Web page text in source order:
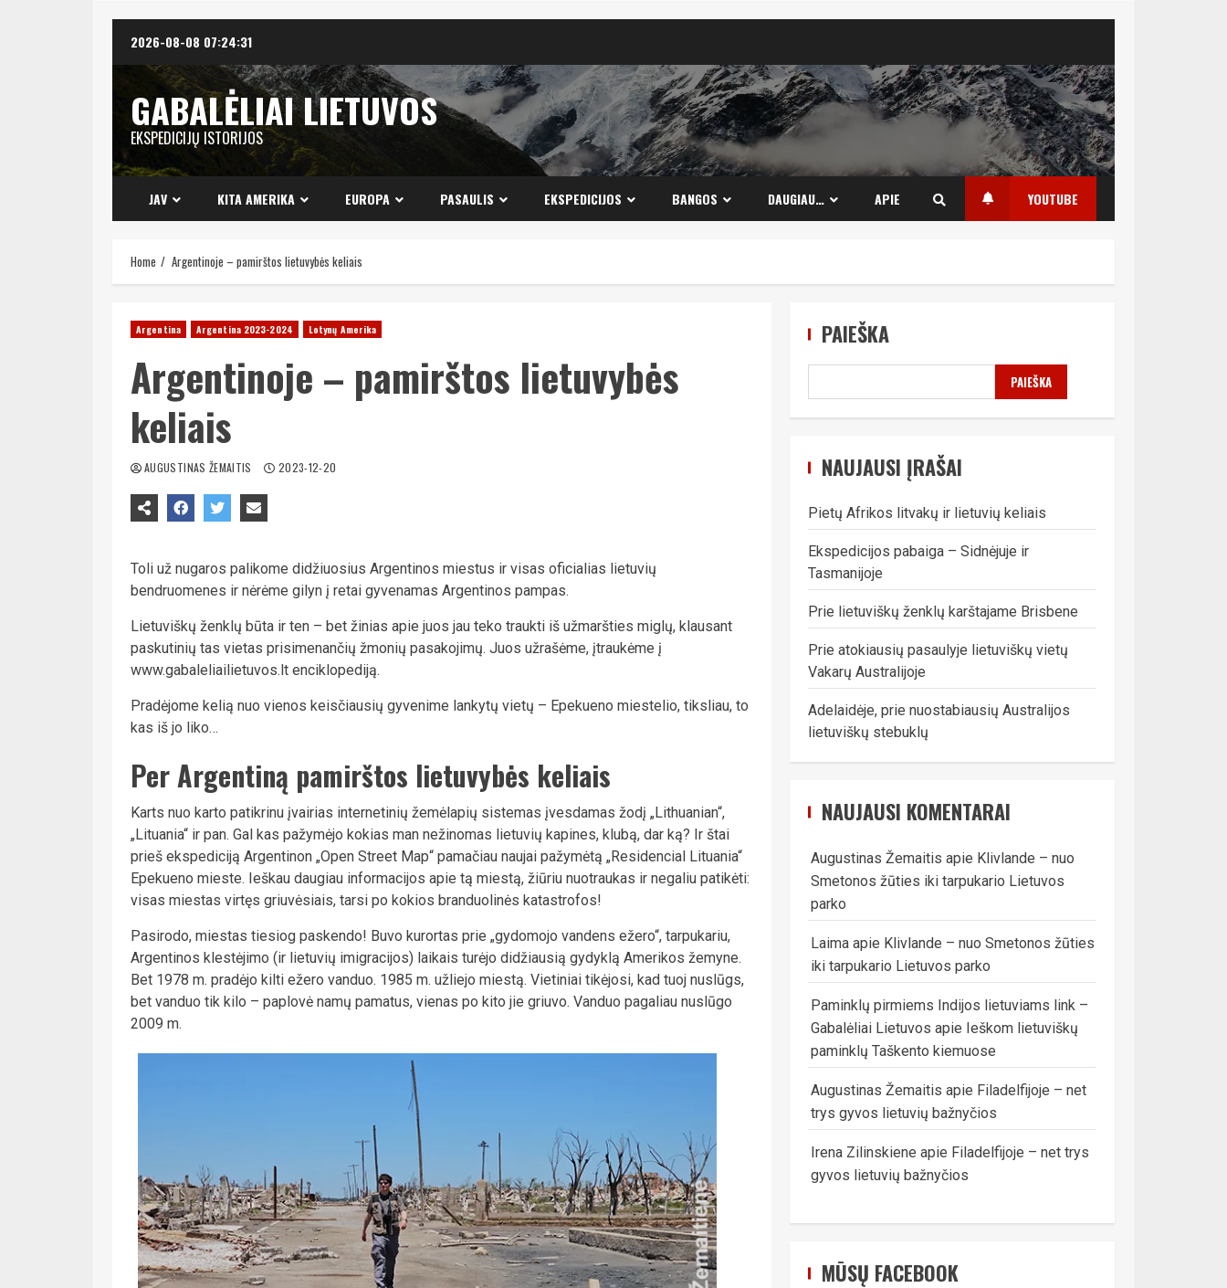
content
2026-08-08 07:24:33
GABALĖLIAI LIETUVOS
EKSPEDICIJŲ ISTORIJOS
JAV KITA AMERIKA EUROPA PASAULIS EKSPEDICIJOS BANGOS DAUGIAU… APIE YOUTUBE
Home Argentinoje – pamirštos lietuvybės keliais
Argentina Argentina 2023-2024 Lotynų Amerika
Argentinoje – pamirštos lietuvybės
keliais
AUGUSTINAS ŽEMAITIS 2023-12-20
Toli už nugaros palikome didžiuosius Argentinos miestus ir visas oficialias lietuvių
bendruomenes ir nėrėme gilyn į retai gyvenamas Argentinos pampas.
Lietuviškų ženklų būta ir ten – bet žinias apie juos jau teko traukti iš užmaršties miglų, klausant
paskutinių tas vietas prisimenančių žmonių pasakojimų. Juos užrašėme, įtraukėme į
www.gabaleliailietuvos.lt enciklopediją.
Pradėjome kelią nuo vienos keisčiausių gyvenime lankytų vietų – Epekueno miestelio, tiksliau, to
kas iš jo liko…
Per Argentiną pamirštos lietuvybės keliais
Karts nuo karto patikrinu įvairias internetinių žemėlapių sistemas įvesdamas žodį „Lithuanian“,
„Lituania“ ir pan. Gal kas pažymėjo kokias man nežinomas lietuvių kapines, klubą, dar ką? Ir štai
prieš ekspediciją Argentinon „Open Street Map“ pamačiau naujai pažymėtą „Residencial Lituania“
Epekueno mieste. Ieškau daugiau informacijos apie tą miestą, žiūriu nuotraukas ir negaliu patikėti:
visas miestas virtęs griuvėsiais, tarsi po kokios branduolinės katastrofos!
Pasirodo, miestas tiesiog paskendo! Buvo kurortas prie „gydomojo vandens ežero“, tarpukariu,
Argentinos klestėjimo (ir lietuvių imigracijos) laikais turėjo didžiausią gydyklą Amerikos žemyne.
Bet 1978 m. pradėjo kilti ežero vanduo. 1985 m. užliejo miestą. Vietiniai tikėjosi, kad tuoj nuslūgs,
bet vanduo tik kilo – paplovė namų pamatus, vienas po kito jie griuvo. Vanduo pagaliau nuslūgo
2009 m.
PAIEŠKA
PAIEŠKA
NAUJAUSI ĮRAŠAI
Pietų Afrikos litvakų ir lietuvių keliais
Ekspedicijos pabaiga – Sidnėjuje ir
Tasmanijoje
Prie lietuviškų ženklų karštajame Brisbene
Prie atokiausių pasaulyje lietuviškų vietų
Vakarų Australijoje
Adelaidėje, prie nuostabiausių Australijos
lietuviškų stebuklų
NAUJAUSI KOMENTARAI
Augustinas Žemaitis apie Klivlande – nuo
Smetonos žūties iki tarpukario Lietuvos
parko
Laimaapie Klivlande – nuo Smetonos žūties
iki tarpukario Lietuvos parko
Paminklų pirmiems Indijos lietuviams link –
Gabalėliai Lietuvos apie Ieškom lietuviškų
paminklų Taškento kiemuose
Augustinas Žemaitis apie Filadelfijoje – net
trys gyvos lietuvių bažnyčios
Irena Zilinskiene apie Filadelfijoje – net trys
gyvos lietuvių bažnyčios
MŪSŲ FACEBOOK